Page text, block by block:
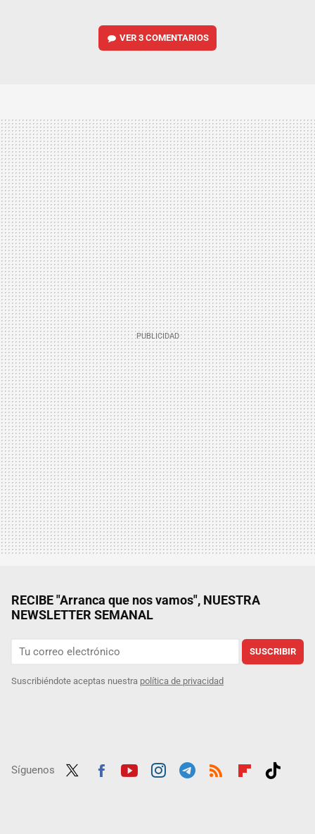
VER3 COMENTARIOS
RECIBE "Arranca que nos vamos", NUESTRA
NEWSLETTER SEMANAL
SUSCRIBIR
Suscribiéndote aceptas nuestra política de privacidad
Síguenos